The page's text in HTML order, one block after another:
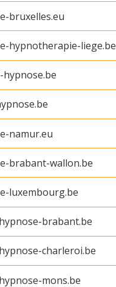
bruxelles.eu
hypnotherapie-liege.be
namur.eu
brabant-wallon.be
luxembourg.be
brabant.be
charleroi.be
mons.be